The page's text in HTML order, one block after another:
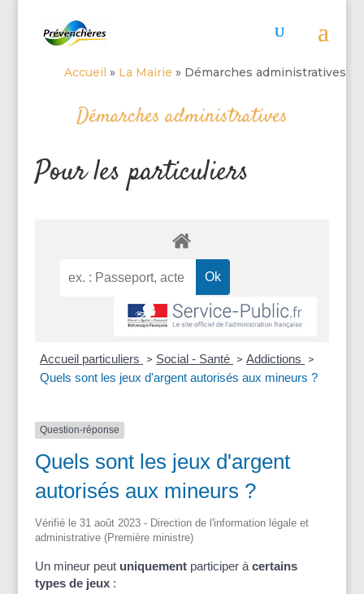
Accueil » La Mairie » Démarches administratives
Démarches administratives
Pour les particuliers
Accueil particuliers > Social - Santé > Addictions >
Quels sont les jeux d'argent autorisés aux mineurs ?
Question-réponse
Quels sont les jeux d'argent
autorisés aux mineurs ?
Vérifié le 31 août 2023 - Direction de l'information légale et
administrative (Première ministre)
Un mineur peut uniquementparticiper à certains
types de jeux: